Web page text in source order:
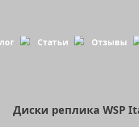
Статьи
Отзывы
Диски реплика WSP